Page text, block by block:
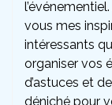
vous mes
intéressants
organiser vos
d’astuces et
déniché pour